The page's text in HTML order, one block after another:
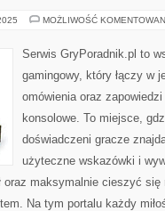
MOŻLIWOŚĆ
Serwis GryPoradnik.pl to
gamingowy, który łączy w
omówienia oraz
konsolowe. To miejsce,
doświadczeni gracze
użyteczne wskazówki i
oraz maksymalnie cieszyć
Na tym portalu każdy